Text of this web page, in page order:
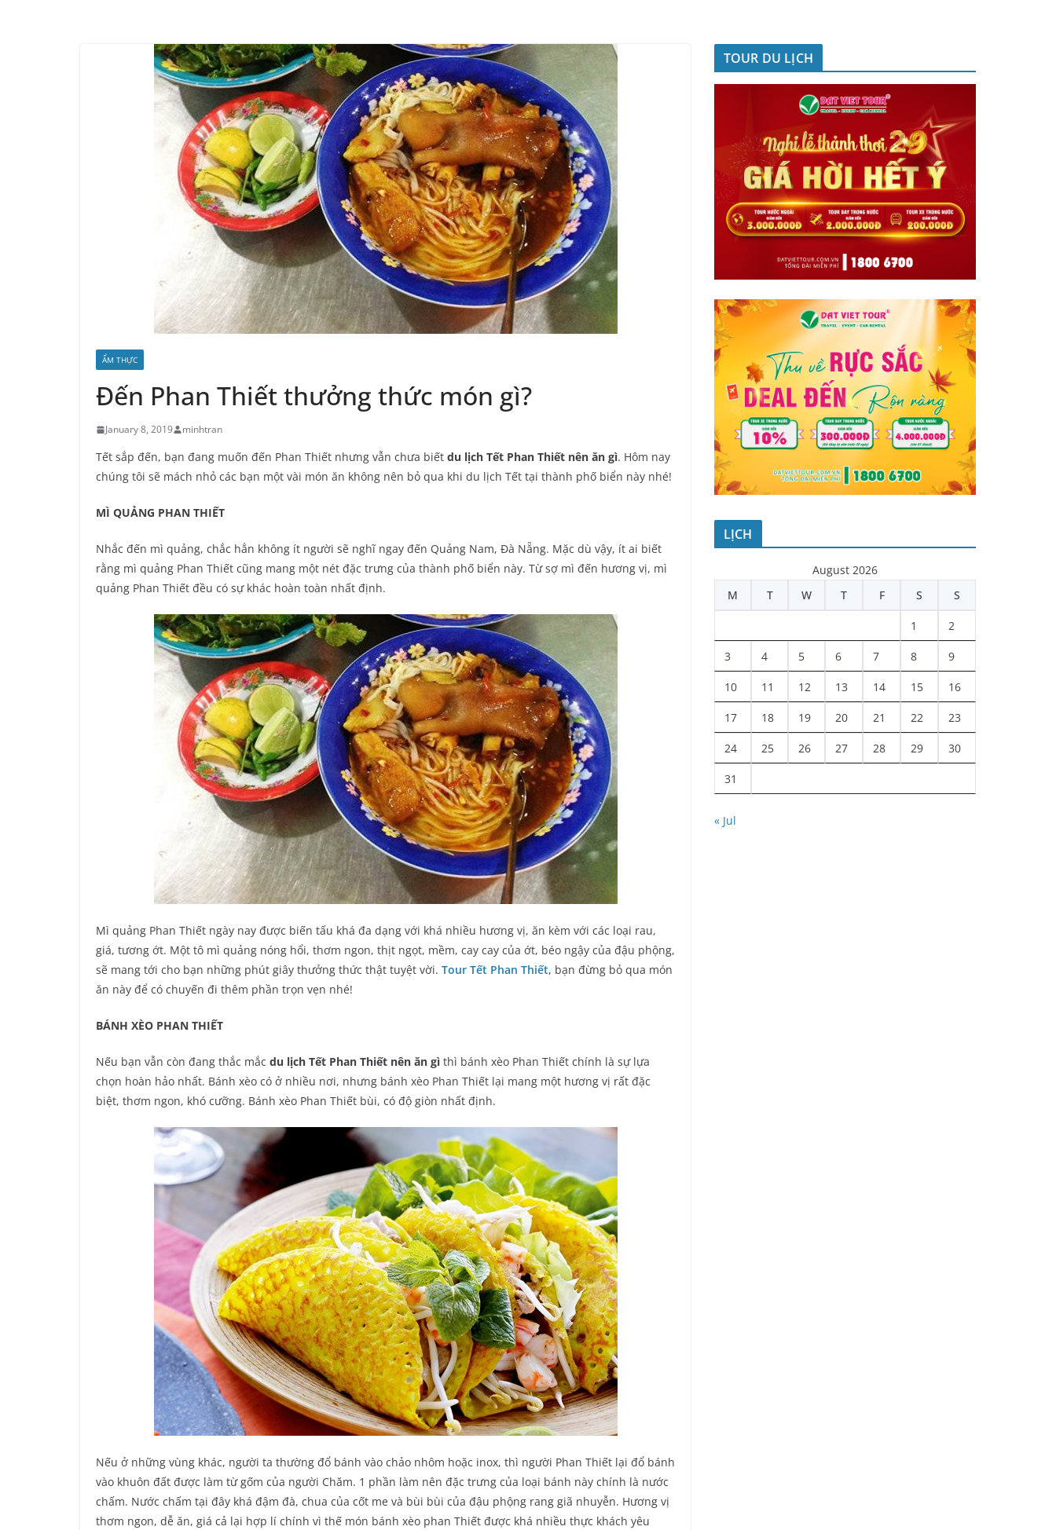
ẨM THỰC
Đến Phan Thiết thưởng thức món gì?
January 8, 2019 minhtran
Tết sắp đến, bạn đang muốn đến Phan Thiết nhưng vẫn chưa biết du lịch Tết Phan Thiết nên ăn gì. Hôm nay
chúng tôi sẽ mách nhỏ các bạn một vài món ăn không nên bỏ qua khi du lịch Tết tại thành phố biển này nhé!
MÌ QUẢNG PHAN THIẾT
Nhắc đến mì quảng, chắc hẳn không ít người sẽ nghĩ ngay đến Quảng Nam, Đà Nẵng. Mặc dù vậy, ít ai biết
rằng mì quảng Phan Thiết cũng mang một nét đặc trưng của thành phố biển này. Từ sợ mì đến hương vị, mì
quảng Phan Thiết đều có sự khác hoàn toàn nhất định.
Mì quảng Phan Thiết ngày nay được biến tấu khá đa dạng với khá nhiều hương vị, ăn kèm với các loại rau,
giá, tương ớt. Một tô mì quảng nóng hổi, thơm ngon, thịt ngọt, mềm, cay cay của ớt, béo ngậy của đậu phộng,
sẽ mang tới cho bạn những phút giây thưởng thức thật tuyệt vời. Tour Tết Phan Thiết, bạn đừng bỏ qua món
ăn này để có chuyến đi thêm phần trọn vẹn nhé!
BÁNH XÈO PHAN THIẾT
Nếu bạn vẫn còn đang thắc mắc du lịch Tết Phan Thiết nên ăn gì thì bánh xèo Phan Thiết chính là sự lựa
chọn hoàn hảo nhất. Bánh xèo có ở nhiều nơi, nhưng bánh xèo Phan Thiết lại mang một hương vị rất đặc
biệt, thơm ngon, khó cưỡng. Bánh xèo Phan Thiết bùi, có độ giòn nhất định.
Nếu ở những vùng khác, người ta thường đổ bánh vào chảo nhôm hoặc inox, thì người Phan Thiết lại đổ bánh
vào khuôn đất được làm từ gốm của người Chăm. 1 phần làm nên đặc trưng của loại bánh này chính là nước
chấm. Nước chấm tại đây khá đậm đà, chua của cốt me và bùi bùi của đậu phộng rang giã nhuyễn. Hương vị
thơm ngon, dễ ăn, giá cả lại hợp lí chính vì thế món bánh xèo phan Thiết được khá nhiều thực khách yêu
TOUR DU LỊCH
LỊCH
August 2026
M
T W T F S S
1 2
3 4 5 6 7 8 9
10 11 12 13 14 15 16
17 18 19 20 21 22 23
24 25 26 27 28 29 30
31
« Jul